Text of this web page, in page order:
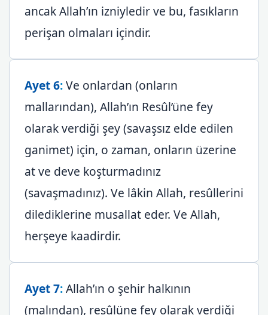
ancak Allah’ın izniyledir ve bu, fasıkların
perişan olmaları içindir.
Ayet 6:Ve onlardan (onların
mallarından), Allah’ın Resûl’üne fey
olarak verdiği şey (savaşsız elde edilen
ganimet) için, o zaman, onların üzerine
at ve deve koşturmadınız
(savaşmadınız). Ve lâkin Allah, resûllerini
dilediklerine musallat eder. Ve Allah,
herşeye kaadirdir.
Ayet 7:Allah’ın o şehir halkının
(malından), resûlüne fey olarak verdiği